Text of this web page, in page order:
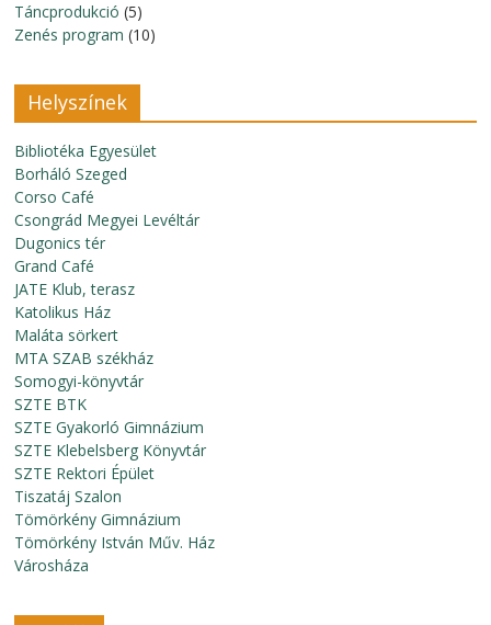
Táncprodukció (5)
Zenés program (10)
Helyszínek
Bibliotéka Egyesület
Borháló Szeged
Corso Café
Csongrád Megyei Levéltár
Dugonics tér
Grand Café
JATE Klub, terasz
Katolikus Ház
Maláta sörkert
MTA SZAB székház
Somogyi-könyvtár
SZTE BTK
SZTE Gyakorló Gimnázium
SZTE Klebelsberg Könyvtár
SZTE Rektori Épület
Tiszatáj Szalon
Tömörkény Gimnázium
Tömörkény István Műv. Ház
Városháza